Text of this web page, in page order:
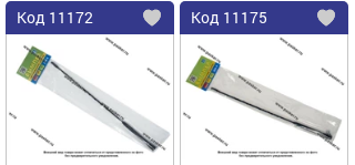
Код 11172
Добавить
избранное
Код 11175